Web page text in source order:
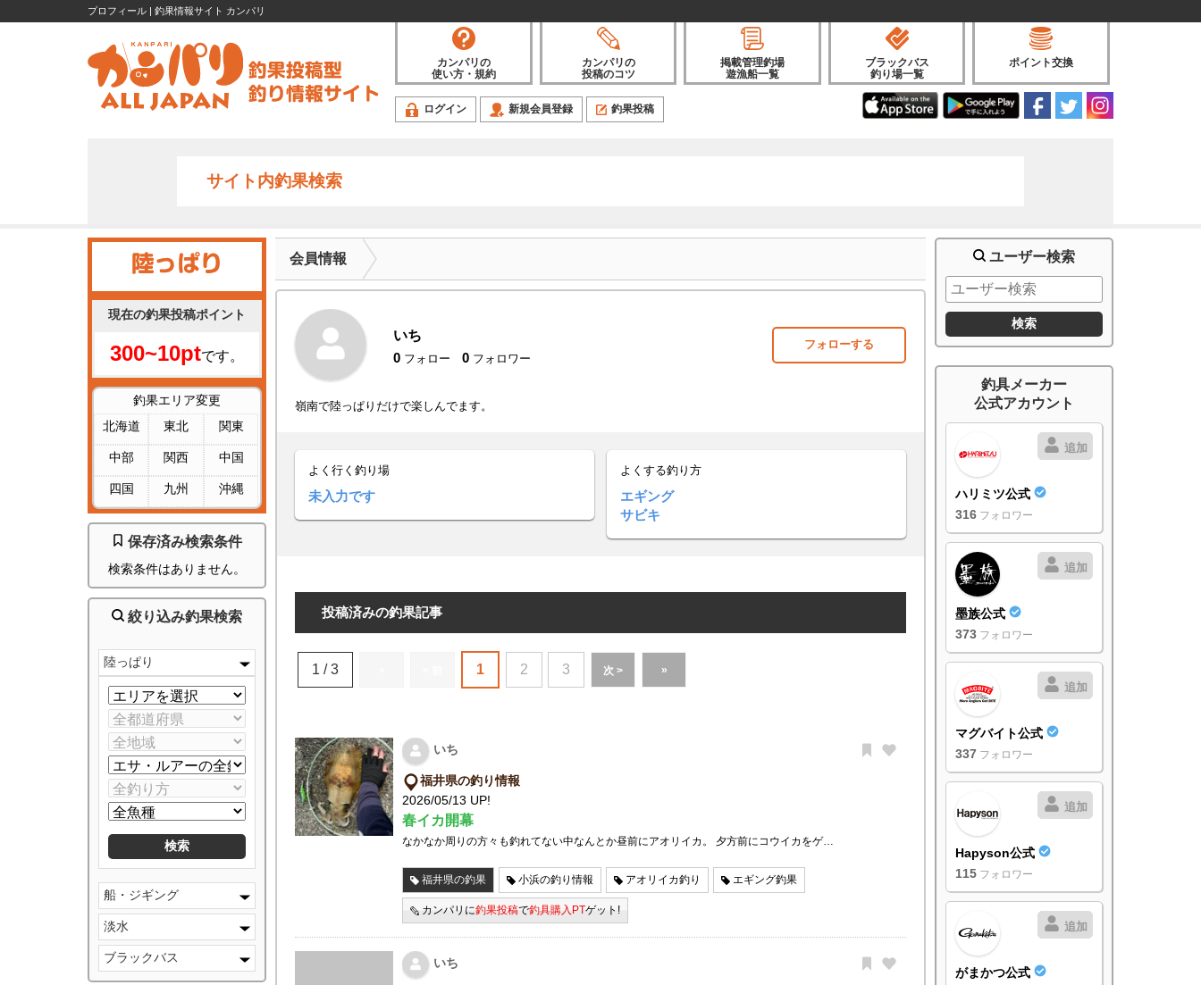
プロフィール | 釣果情報サイト カンパリ
カンパリの
使い方・規約
カンパリの
投稿のコツ
掲載管理釣場
遊漁船一覧
ブラックバス
釣り場一覧
ポイント交換
ログイン 新規会員登録 釣果投稿
サイト内釣果検索
現在の釣果投稿ポイント
300~10ptです。
釣果エリア変更
北海道
東北 関東
中部 関西 中国
四国 九州 沖縄
保存済み検索条件
検索条件はありません。
絞り込み釣果検索
陸っぱり
船・ジギング
淡水
ブラックバス
会員情報
いち
0 フォロー 0 フォロワー
フォローする
嶺南で陸っぱりだけで楽しんでます。
よく行く釣り場
未入力です
よくする釣り方
エギング
サビキ
投稿済みの釣果記事
1 / 3 1 2 3 次 > »
いち
福井県の釣り情報
2026/05/13 UP!
春イカ開幕
なかなか周りの方々も釣れてない中なんとか昼前にアオリイカ。 夕方前にコウイカをゲ…
福井県の釣果 小浜の釣り情報 アオリイカ釣り エギング釣果
カンパリに釣果投稿で釣具購入PTゲット!
いち
ユーザー検索
釣具メーカー
公式アカウント
追加
ハリミツ公式
316 フォロワー
追加
墨族公式
373 フォロワー
追加
マグバイト公式
337 フォロワー
追加
Hapyson公式
115 フォロワー
追加
がまかつ公式